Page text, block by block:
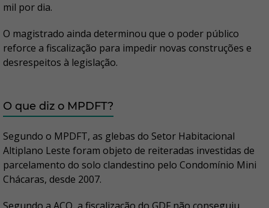
mil por dia.
O magistrado ainda determinou que o poder público
reforce a fiscalização para impedir novas construções e
desrespeitos à legislação.
O que diz o MPDFT?
Segundo o MPDFT, as glebas do Setor Habitacional
Altiplano Leste foram objeto de reiteradas investidas de
parcelamento do solo clandestino pelo Condomínio Mini
Chácaras, desde 2007.